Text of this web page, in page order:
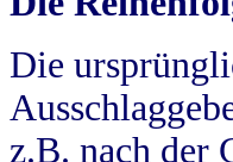
Die
z.B. nach der